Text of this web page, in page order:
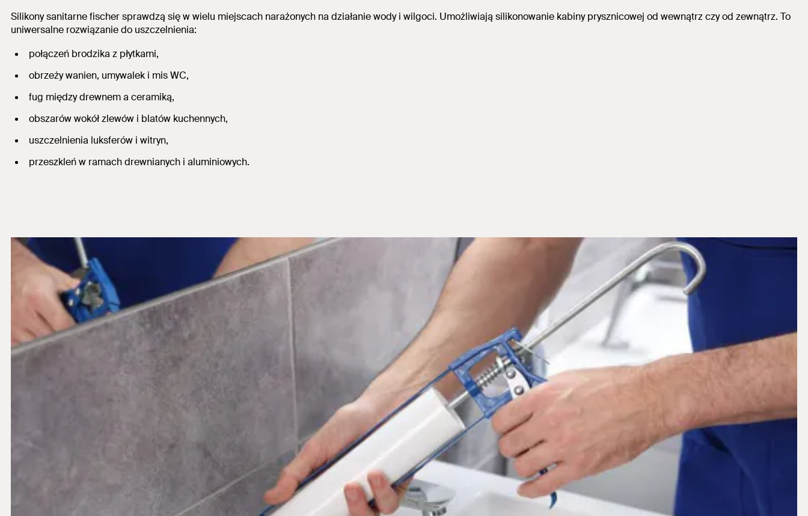
Silikony sanitarne fischer sprawdzą się w wielu miejscach narażonych na działanie wody i wilgoci. Umożliwiają silikonowanie kabiny prysznicowej od wewnątrz czy od zewnątrz. To
uniwersalne rozwiązanie do uszczelnienia:
połączeń brodzika z płytkami,
obrzeży wanien, umywalek i mis WC,
fug między drewnem a ceramiką,
obszarów wokół zlewów i blatów kuchennych,
uszczelnienia luksferów i witryn,
przeszkleń w ramach drewnianych i aluminiowych.